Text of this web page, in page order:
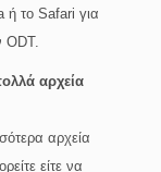
ή το Safari για
αρχεία
αρχεία
είτε να